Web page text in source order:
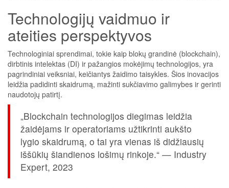
Technologijų vaidmuo ir
ateities perspektyvos
Technologiniai sprendimai, tokie kaip blokų grandinė (blockchain),
dirbtinis intelektas (DI) ir pažangios mokėjimų technologijos, yra
pagrindiniai veiksniai, keičiantys žaidimo taisykles. Šios inovacijos
leidžia padidinti skaidrumą, mažinti sukčiavimo galimybes ir gerinti
naudotojų patirtį.
„Blockchain technologijos diegimas leidžia
žaidėjams ir operatoriams užtikrinti aukšto
lygio skaidrumą, o tai yra vienas iš didžiausių
iššūkių šiandienos lošimų rinkoje.“ — Industry
Expert, 2023